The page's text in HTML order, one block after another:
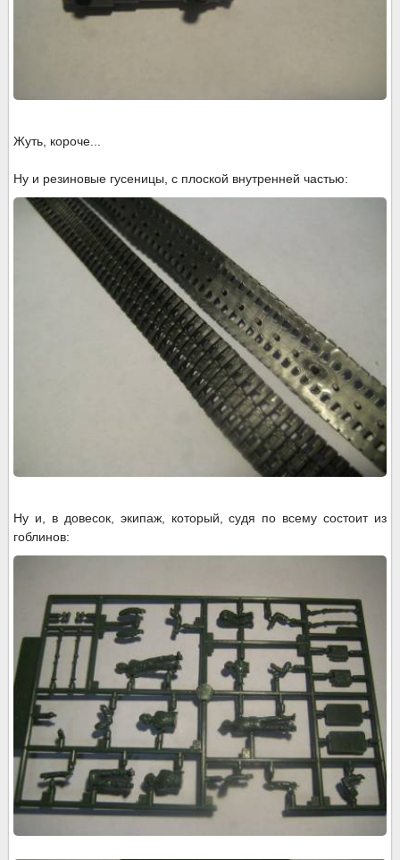
Жуть, короче...
Ну и резиновые гусеницы, с плоской внутренней частью:
Ну и, в довесок, экипаж, который, судя по всему состоит из
гоблинов: